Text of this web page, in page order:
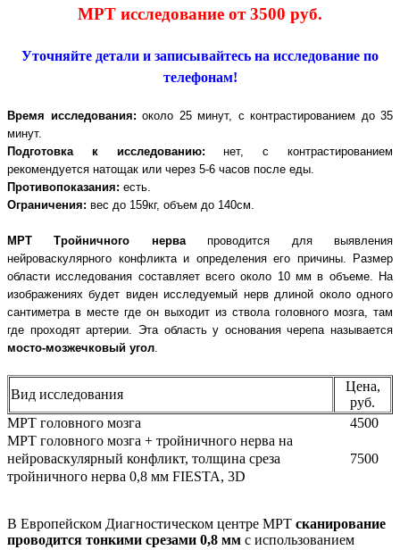
МРТ исследование от 3500 руб.
Уточняйте детали и записывайтесь на исследование по
телефонам!
Время исследования: около 25 минут, с контрастированием до 35
минут.
Подготовка к исследованию: нет, с контрастированием
рекомендуется натощак или через 5-6 часов после еды.
Противопоказания: есть.
Ограничения: вес до 159кг, объем до 140см.
МРТ Тройничного нервапроводится для выявления
нейроваскулярного конфликта и определения его причины. Размер
области исследования составляет всего около 10 мм в объеме. На
изображениях будет виден исследуемый нерв длиной около одного
сантиметра в месте где он выходит из ствола головного мозга, там
где проходят артерии. Эта область у основания черепа называется
мосто-мозжечковый угол.
Вид исследования
Цена,
руб.
МРТ головного мозга
4500
МРТ головного мозга + тройничного нерва на
нейроваскулярный конфликт, толщина среза
тройничного нерва 0,8 мм FIESTA, 3D
7500
В Европейском Диагностическом центре МРТ сканирование
проводится тонкими срезами 0,8 мм с использованием